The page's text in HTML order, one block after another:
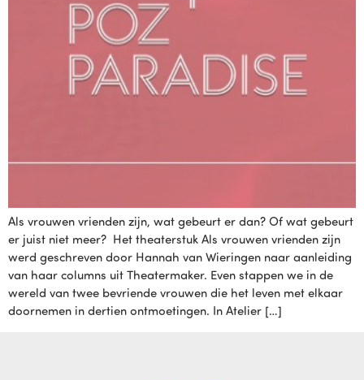
Als vrouwen vrienden zijn, wat gebeurt er dan? Of wat gebeurt
er juist niet meer? Het theaterstuk Als vrouwen vrienden zijn
werd geschreven door Hannah van Wieringen naar aanleiding
van haar columns uit Theatermaker. Even stappen we in de
wereld van twee bevriende vrouwen die het leven met elkaar
doornemen in dertien ontmoetingen. In Atelier […]